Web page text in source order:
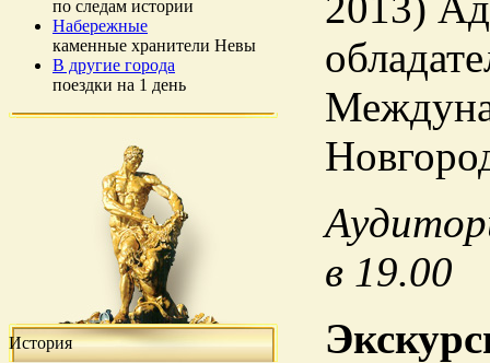
по следам истории
Набережные
каменные хранители Невы
В другие города
поездки на 1 день
История
в 19.00